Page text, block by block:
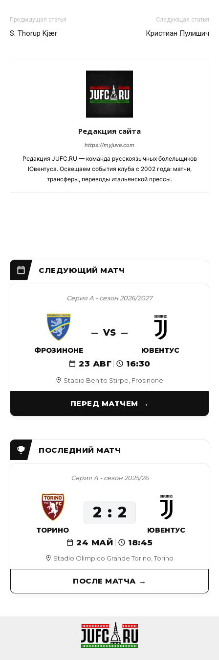
Предыдущая статья
S. Thorup Kjær
Следующая статья
Кристиан Пулишич
Редакция сайта
https://myjuve.com
Редакция JUFC.RU — команда русскоязычных болельщиков
Ювентуса. Освещаем события клуба с 2002 года: матчи,
трансферы, переводы итальянской прессы.
Stadio Benito Stirpe, Frosinone
Серия А - сезон 2026/2027
ФРОЗИНОНЕ
VS
ЮВЕНТУС
23 АВГ 16:30
ПЕРЕД МАТЧЕМ
Stadio Olimpico Grande Torino, Torino
Серия А - сезон 2025/26
24 МАЙ 18:45
ТОРИНО
2 2
ЮВЕНТУС
ПОСЛЕ МАТЧА